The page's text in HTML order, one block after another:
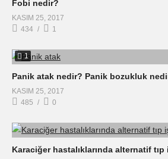
Fobi nedir?
KASIM 25, 2017
434
1
1
Panik atak nedir? Panik bozukluk
KASIM 25, 2017
485
0
Karaciğer hastalıklarında alternatif tıp